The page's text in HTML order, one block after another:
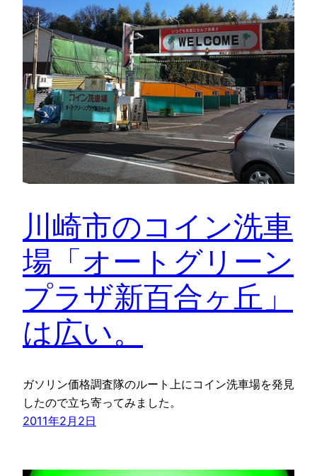
川崎市のコイン洗車
場「オートグリーン
プラザ新百合ヶ丘」
は広い。
ガソリン価格調査隊のルート上にコイン洗車場を発見
したので立ち寄ってみました。
2011年2月2日